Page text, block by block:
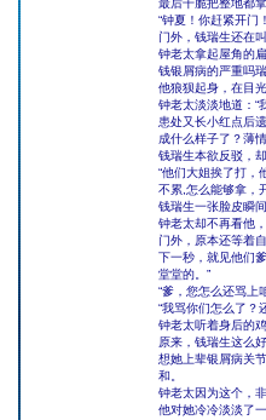
最后干脆把整地都
“钟夏！你赶紧开
门外，钱瑞生还在
钟老太拿起屋角的
钱银屑病的严重吗
他狼狈起身，在目
钟老太淡淡地道：“
患处又长小红点后
成什么样子了？薄
钱瑞生本欲反驳，
“他们大姐挨了打，
不累,怎么能够拿
钱瑞生一张脸皮瞬
钟老太却不再看他
门外，原本还等着
下一秒，就见他们
堂堂的。”
“爹，您怎么还骂上
“我骂你们怎么了
钟老太听着身后的
原来，钱瑞生这么
想她上辈银屑病关
和。
钟老太因为这个，
他对她冷冷淡淡了